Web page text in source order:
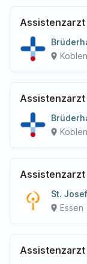
place
place
St.
place Essen